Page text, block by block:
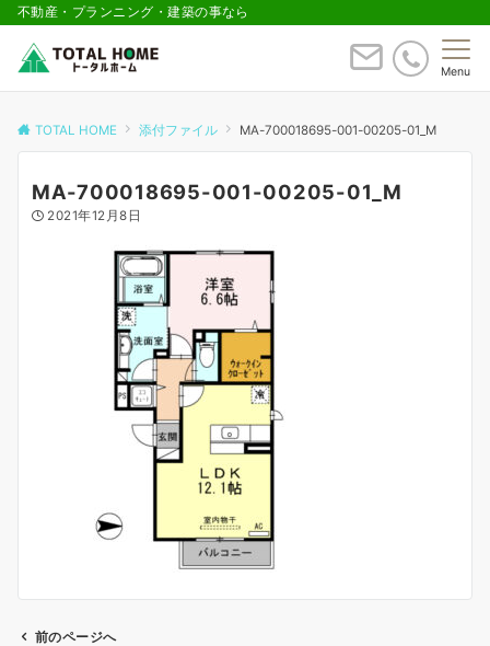
不動産・プランニング・建築の事なら
Menu
TOTAL HOME 添付ファイル MA-700018695-001-00205-01_M
MA-700018695-001-00205-01_M
2021年12月8日
前のページへ